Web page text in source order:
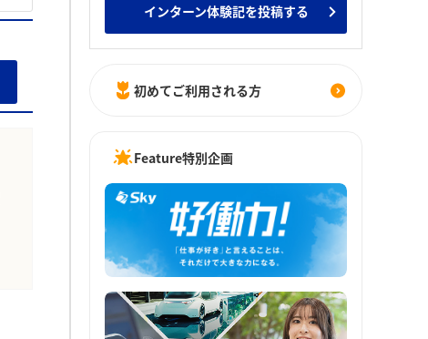
インターン体験記を投稿する
初めてご利用される方
Feature特別企画